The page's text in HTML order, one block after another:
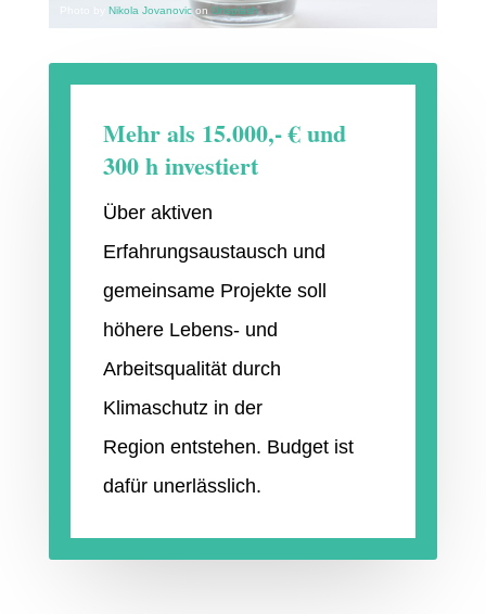
Nikola Jovanovicon Unsplash
Mehr als 15.000,- € und
300 h investiert
Über aktiven
Erfahrungsaustausch und
gemeinsame Projekte soll
höhere Lebens- und
Arbeitsqualität durch
Klimaschutz in der
Region entstehen. Budget ist
dafür unerlässlich.